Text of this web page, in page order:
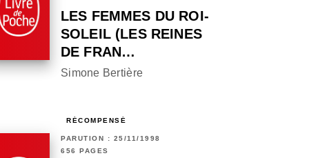
LES FEMMES DU ROI-
SOLEIL (LES REINES
DE FRAN…
Simone Bertière
RÉCOMPENSÉ
PARUTION : 25/11/1998
656 PAGES